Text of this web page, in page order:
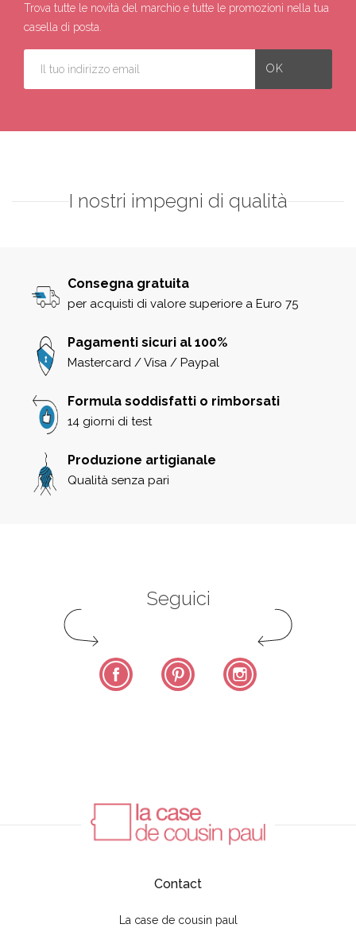
Trova tutte le novità del marchio e tutte le promozioni nella tua
casella di posta.
I nostri impegni di qualità
Consegna gratuita
per acquisti di valore superiore a Euro 75
Pagamenti sicuri al 100%
Mastercard / Visa / Paypal
Formula soddisfatti o rimborsati
14 giorni di test
Produzione artigianale
Qualità senza pari
Seguici
Facebook Pinterest
Contact
La case de cousin paul